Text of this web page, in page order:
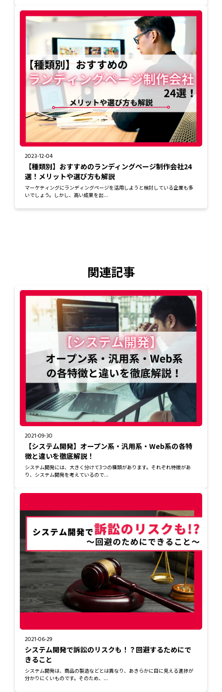
2023-12-04
【種類別】おすすめのランディングページ制作会社24
選！メリットや選び方も解説
マーケティングにランディングページを活用しようと検討している企業も多
いでしょう。しかし、高い成果を出...
関連記事
2021-09-30
【システム開発】オープン系・汎用系・Web系の各特
徴と違いを徹底解説！
システム開発には、大きく分けて3つの種類があります。それぞれ特徴があ
り、システム開発を考えているので...
2021-06-29
システム開発で訴訟のリスクも！？回避するためにで
きること
システム開発は、商品の製造などとは異なり、あきらかに目に見える進捗が
分かりにくいものです。そのため、...